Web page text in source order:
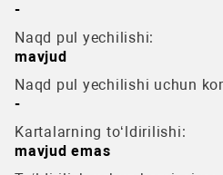
-
Naqd pul yechilishi:
mavjud
Naqd pul yechilishi uchun
-
Kartalarning to‘ldirilishi:
mavjud emas